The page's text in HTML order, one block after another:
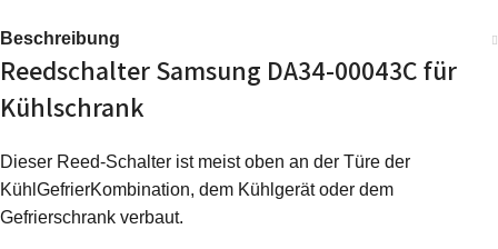
Beschreibung
Reedschalter Samsung DA34-00043C für
Kühlschrank
Dieser Reed-Schalter ist meist oben an der Türe der
KühlGefrierKombination, dem Kühlgerät oder dem
Gefrierschrank verbaut.